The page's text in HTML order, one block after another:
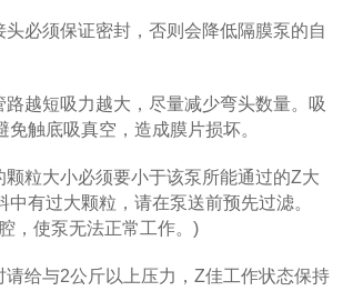
须保证密封，否则会降低隔膜泵的自
短吸力越大，尽量减少弯头数量。吸
免触底吸真空，造成膜片损坏。
粒大小必须要小于该泵所能通过的Z大
中有过大颗粒，请在泵送前预先过滤。
，使泵无法正常工作。)
给与2公斤以上压力，Z佳工作状态保持